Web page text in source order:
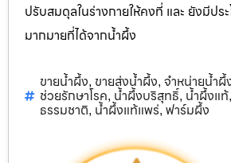
ปรับสมดุลในร่างกายให้คงที่ และ ยังมีปร
มากมายที่ได้จากน้ำผึ้ง
ขายน้ำผึ้ง, ขายส่งน้ำผึ้ง, จำหน่ายน้ำ
ช่วยรักษาโรค, น้ำผึ้งบริสุทธิ์, น้ำผึ้งแท้,
ธรรมชาติ, น้ำผึ้งแท้แพร่,ฟาร์มผึ้ง